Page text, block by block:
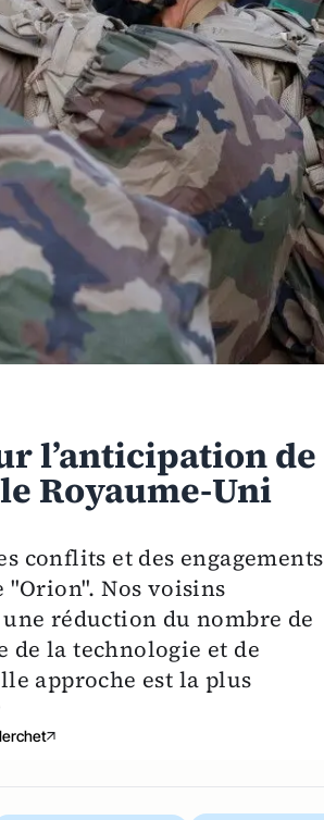
l’anticipation de
Royaume-Uni
conflits et des engagements
Nos voisins
réduction du nombre de
de la technologie et de
approche est la plus